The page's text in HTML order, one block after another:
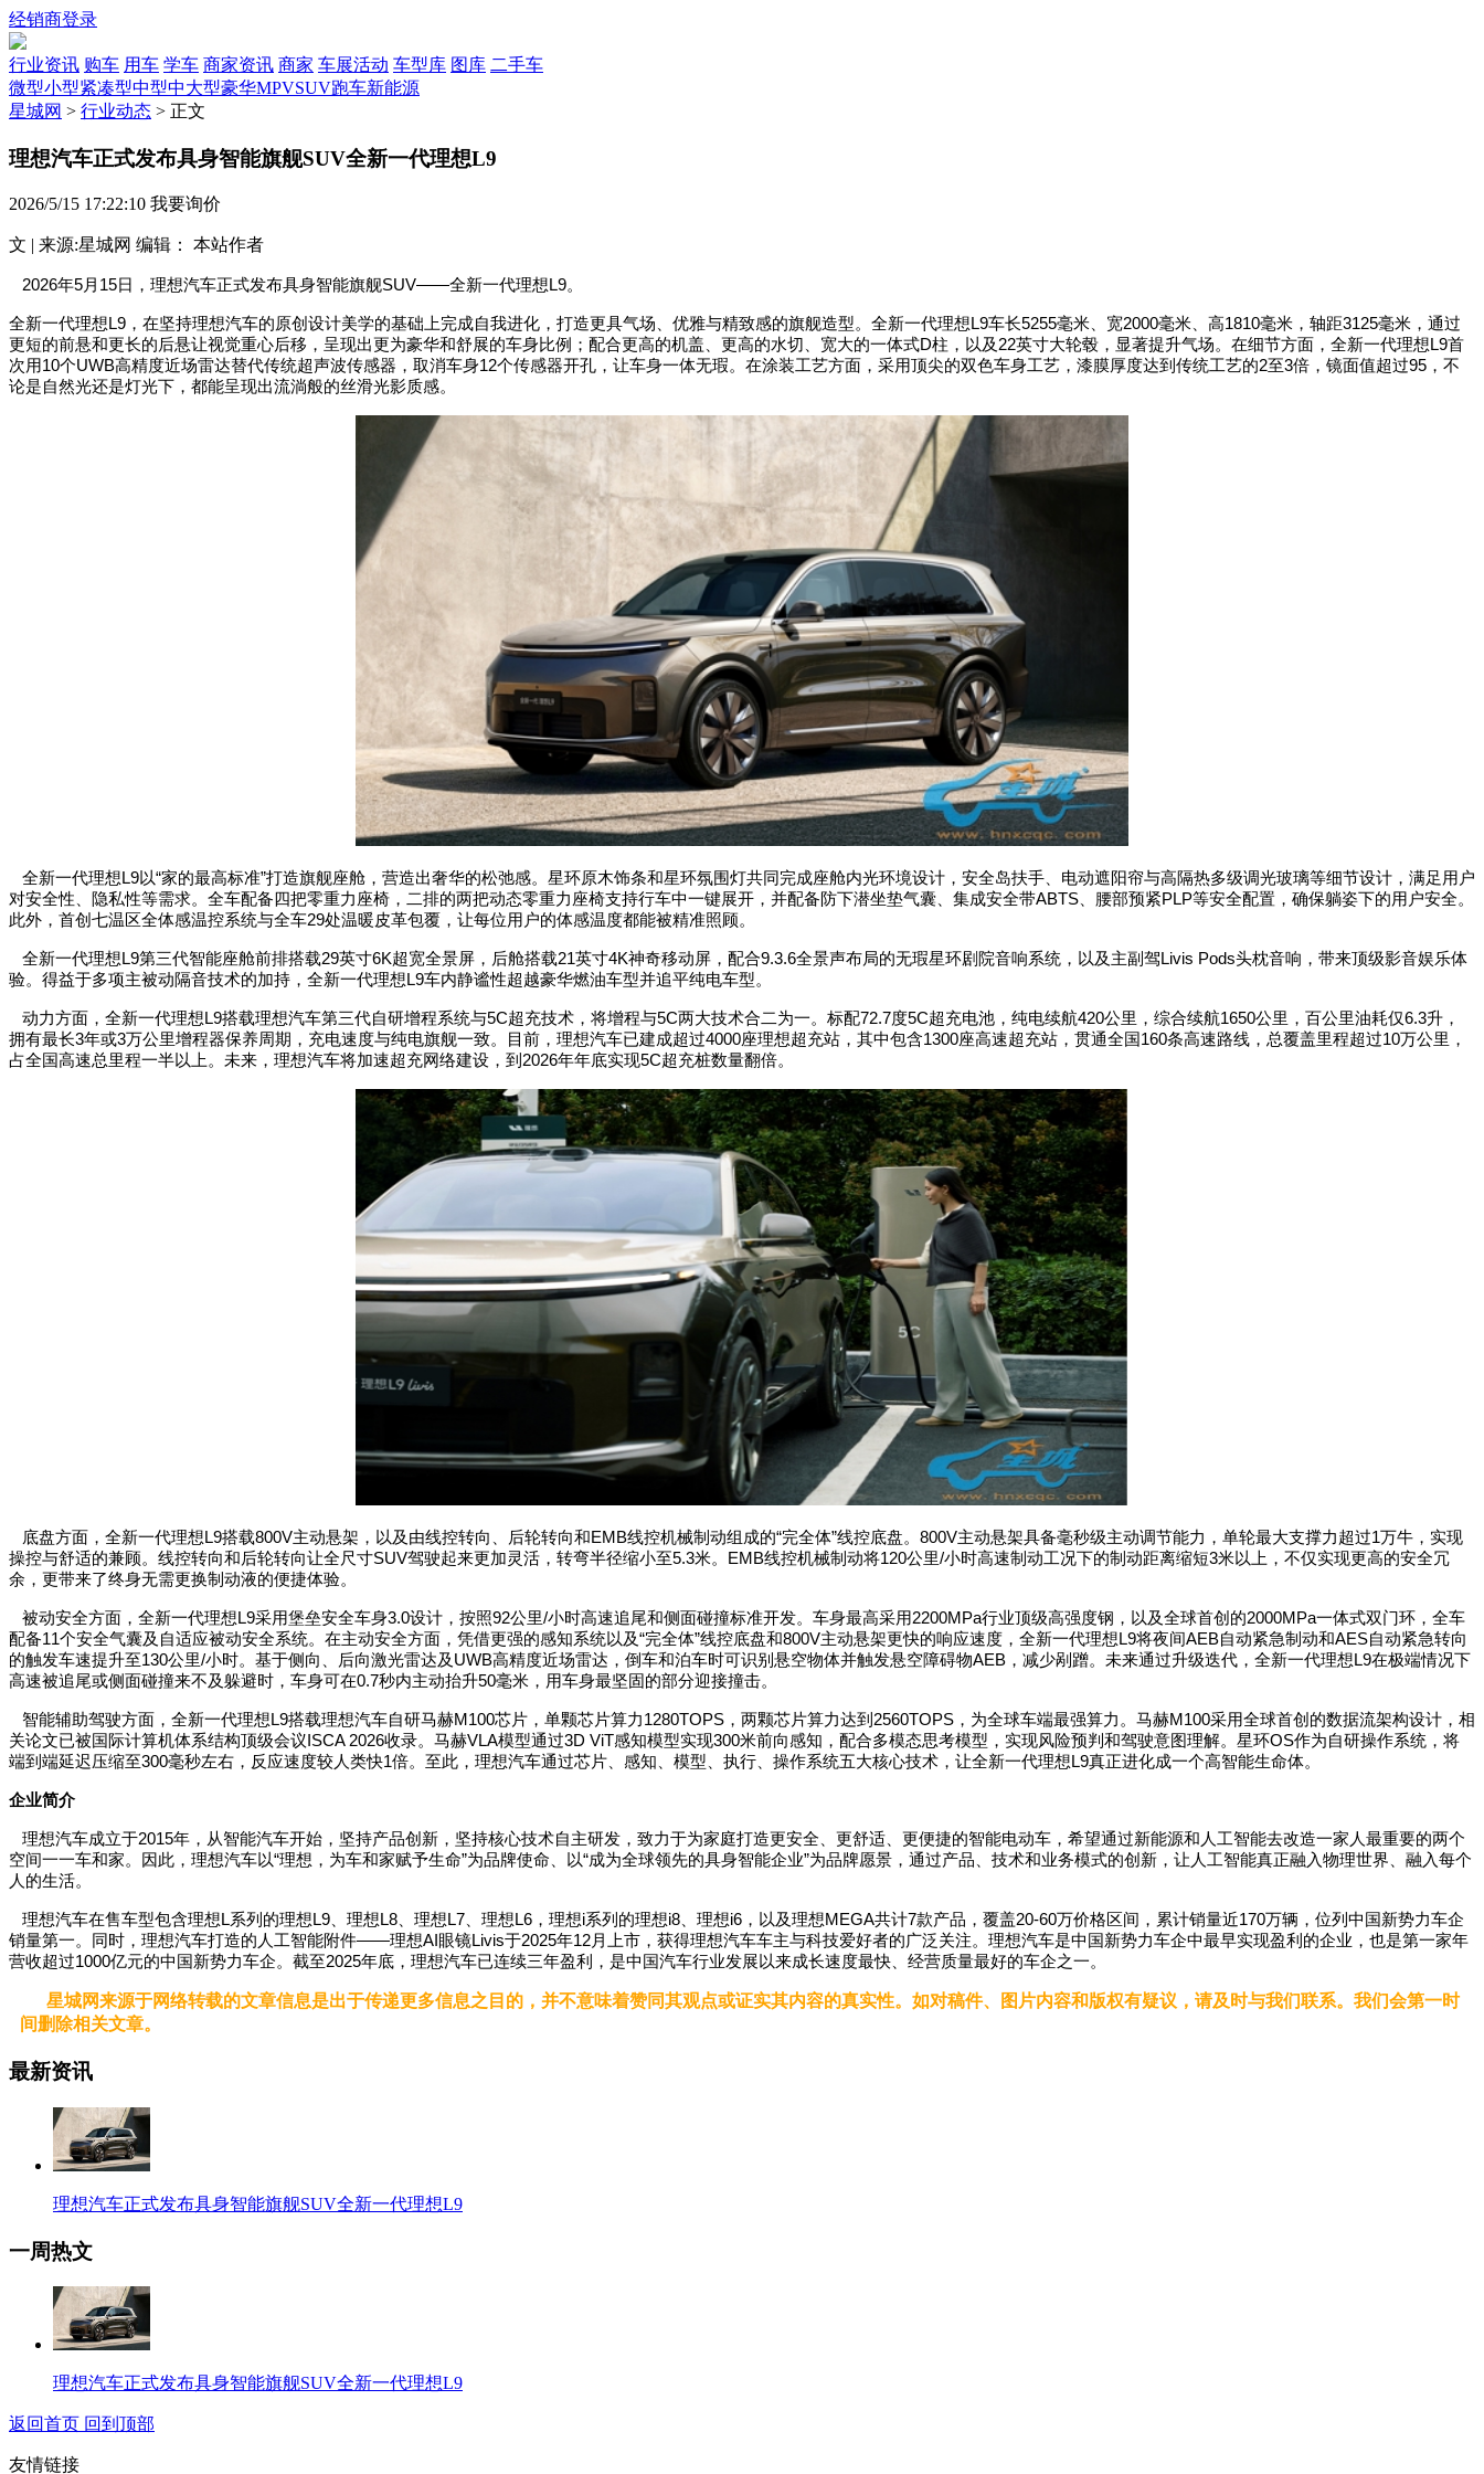
经销商登录
行业资讯 购车 用车 学车 商家资讯 商家 车展活动 车型库 图库 二手车
微型小型紧凑型中型中大型豪华MPVSUV跑车新能源
星城网 > 行业动态 > 正文
理想汽车正式发布具身智能旗舰SUV全新一代理想L9
2026/5/15 17:22:10 我要询价
文 | 来源:星城网 编辑： 本站作者
2026年5月 15日，理想汽车正式发布具身智能旗舰SUV——全新一代理想L9。
全新一代理想L9 ，在坚持理想汽车的原创设计美学的基础上完成自我进化，打造更具气场、优雅与精致感的旗舰造型。全新一代理想L9车长5255毫米、宽2000毫米、高1810毫米，轴距3125毫米，通过
更短的前悬和更长的后悬让视觉重心后移，呈现出更为豪华和舒展的车身比例；配合更高的机盖、更高的水切、宽大的一体式D柱，以及22英寸大轮毂，显著提升气场。在细节方面，全新一代理想L9首
次用10个UWB高精度近场雷达替代传统超声波传感器，取消车身12个传感器开孔，让车身一体无瑕。在涂装工艺方面，采用顶尖的双色车身工艺，漆膜厚度达到传统工艺的2至3倍，镜面值超过95 ，不
论是自然光还是灯光下，都能呈现出流淌般的丝滑光影质感。
全新一代理想L9以“家的最高标准”打造旗舰座舱，营造出奢华的松弛感。星环原木饰条和星环氛围灯共同完成座舱内光环境设计，安全岛扶手、电动遮阳帘与高隔热多级调光玻璃等细节设计，满足用户
对安全性、隐私性等需求。全车配备四把零重力座椅，二排的两把动态零重力座椅支持行车中一键展开，并配备防下潜坐垫气囊、集成安全带ABTS、腰部预紧PLP等安全配置，确保躺姿下的用户安全。
此外，首创七温区全体感温控系统与全车29处温暖皮革包覆，让每位用户的体感温度都能被精准照顾。
全新一代理想L9第三代智能座舱前排搭载29英寸6K超宽全景屏，后舱搭载21英寸4K神奇移动屏，配合9.3.6全景声布局的无瑕星环剧院音响系统，以及主副驾Livis Pods头枕音响，带来顶级影音娱乐体
验。得益于多项主被动隔音技术的加持，全新一代理想L9车内静谧性超越豪华燃油车型并追平纯电车型。
动力方面，全新一代理想L9搭载理想汽车第三代自研增程系统与5C超充技术，将增程与5C两大技术合二为一。标配72.7度5C超充电池，纯电续航420公里，综合续航1650公里，百公里油耗仅6.3升，
拥有最长3年或3万公里增程器保养周期，充电速度与纯电旗舰一致。目前，理想汽车已建成超过4000座理想超充站，其中包含1300座高速超充站，贯通全国 160条高速路线，总覆盖里程超过10万公里，
占全国高速总里程一半以上。未来，理想汽车将加速超充网络建设，到 2026年年底实现5C超充桩数量翻倍。
底盘方面，全新一代理想L9搭载800V主动悬架，以及由线控转向、后轮转向和EMB线控机械制动组成的“完全体”线控底盘。 800V主动悬架具备毫秒级主动调节能力，单轮最大支撑力超过1万牛，实现
操控与舒适的兼顾。线控转向和后轮转向让全尺寸SUV驾驶起来更加灵活，转弯半径缩小至5.3米。 EMB线控机械制动将120公里/小时高速制动工况下的制动距离缩短3米以上，不仅实现更高的安全冗
余，更带来了终身无需更换制动液的便捷体验。
被动安全方面，全新一代理想L9采用堡垒安全车身3.0设计，按照92公里/小时高速追尾和侧面碰撞标准开发。车身最高采用2200MPa行业顶级高强度钢，以及全球首创的2000MPa一体式双门环，全车
配备11个安全气囊及自适应被动安全系统。在主动安全方面，凭借更强的感知系统以及“完全体”线控底盘和800V主动悬架更快的响应速度，全新一代理想L9将夜间AEB自动紧急制动和AES自动紧急转向
的触发车速提升至130公里/小时。基于侧向、后向激光雷达及 UWB高精度近场雷达，倒车和泊车时可识别悬空物体并触发悬空障碍物AEB ，减少剐蹭。未来通过升级迭代，全新一代理想L9在极端情况下
高速被追尾或侧面碰撞来不及躲避时，车身可在0.7秒内主动抬升50毫米，用车身最坚固的部分迎接撞击。
智能辅助驾驶方面，全新一代理想L9搭载理想汽车自研马赫M100芯片，单颗芯片算力1280TOPS ，两颗芯片算力达到 2560TOPS ，为全球车端最强算力。马赫M100采用全球首创的数据流架构设计，相
关论文已被国际计算机体系结构顶级会议 ISCA 2026收录。马赫VLA模型通过3D ViT感知模型实现300米前向感知，配合多模态思考模型，实现风险预判和驾驶意图理解。星环OS作为自研操作系统，将
端到端延迟压缩至300毫秒左右，反应速度较人类快1倍。至此，理想汽车通过芯片、感知、模型、执行、操作系统五大核心技术，让全新一代理想L9真正进化成一个高智能生命体。
企业简介
理想汽车成立于2015年，从智能汽车开始，坚持产品创新，坚持核心技术自主研发，致力于为家庭打造更安全、更舒适、更便捷的智能电动车，希望通过新能源和人工智能去改造一家人最重要的两个
空间一一车和家。因此，理想汽车以“理想，为车和家赋予生命”为品牌使命、以“成为全球领先的具身智能企业”为品牌愿景，通过产品、技术和业务模式的创新，让人工智能真正融入物理世界、融入每个
人的生活。
理想汽车在售车型包含理想L系列的理想L9、理想L8、理想L7、理想L6 ，理想i系列的理想i8、理想i6 ，以及理想MEGA共计7款产品，覆盖20-60万价格区间，累计销量近170万辆，位列中国新势力车企
销量第一。同时，理想汽车打造的人工智能附件——理想AI 眼镜Livis于2025年12月上市，获得理想汽车车主与科技爱好者的广泛关注。理想汽车是中国新势力车企中最早实现盈利的企业，也是第一家年
营收超过1000亿元的中国新势力车企。截至2025年底，理想汽车已连续三年盈利，是中国汽车行业发展以来成长速度最快、经营质量最好的车企之一。
星城网来源于网络转载的文章信息是出于传递更多信息之目的，并不意味着赞同其观点或证实其内容的真实性。如对稿件、图片内容和版权有疑议，请及时与我们联系。我们会第一时
间删除相关文章。
最新资讯
理想汽车正式发布具身智能旗舰SUV全新一代理想L9
一周热文
理想汽车正式发布具身智能旗舰SUV全新一代理想L9
返回首页 回到顶部
友情链接